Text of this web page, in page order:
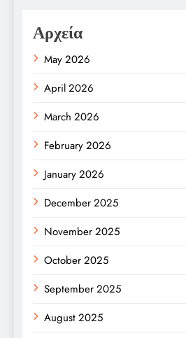
Αρχεία
May 2026
April 2026
March 2026
February 2026
January 2026
December 2025
November 2025
October 2025
September 2025
August 2025